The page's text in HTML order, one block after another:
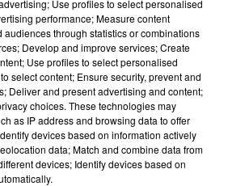
Use profiles to select personalised
performance; Measure content
audiences through statistics or combinations
Develop and improve services; Create
Use profiles to select personalised
select content; Ensure security, prevent and
Deliver and present advertising and content;
choices. These technologies may
as IP address and browsing data to offer
devices based on information actively
data; Match and combine data from
devices; Identify devices based on